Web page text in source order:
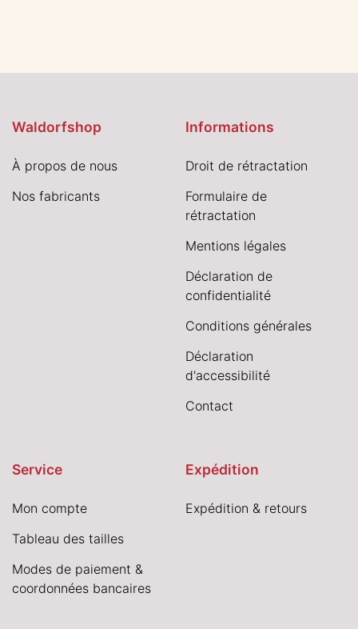
Waldorfshop
À propos de nous
Nos fabricants
Informations
Droit de rétractation
Formulaire de
rétractation
Mentions légales
Déclaration de
confidentialité
Conditions générales
Déclaration
d'accessibilité
Contact
Service
Mon compte
Tableau des tailles
Modes de paiement &
coordonnées bancaires
Expédition
Expédition & retours